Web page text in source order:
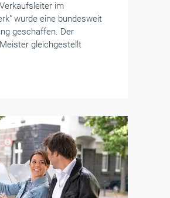
im
wurde eine bundesweit
geschaffen. Der
gleichgestellt